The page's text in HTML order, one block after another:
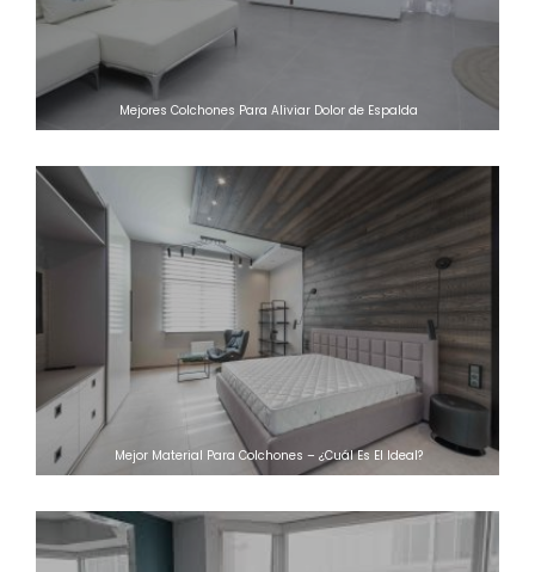
Mejores Colchones Para Aliviar Dolor de Espalda
Mejor Material Para Colchones – ¿Cuál Es El Ideal?